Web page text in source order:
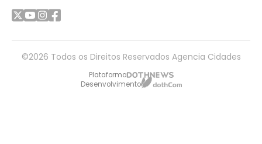
©2026 Todos os Direitos Reservados Agencia Cidades
Plataforma
Desenvolvimento